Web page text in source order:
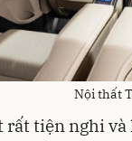
Nội thất
rất tiện nghi